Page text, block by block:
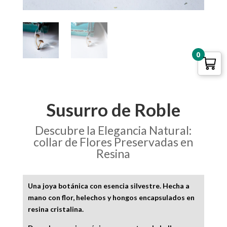
Susurro de Roble
Descubre la Elegancia Natural:
collar de Flores Preservadas en
Resina
Una joya botánica con esencia silvestre. Hecha a
mano con flor, helechos y hongos encapsulados en
resina cristalina.
0